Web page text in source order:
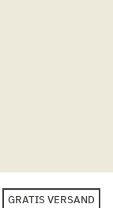
GRATIS VERSAND